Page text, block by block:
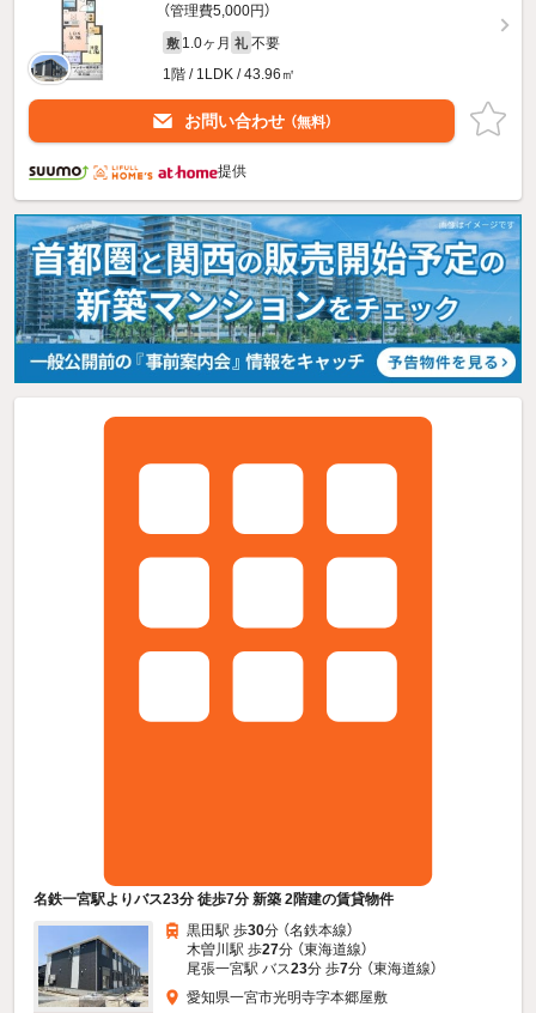
（管理費5,000円）
敷 1.0ヶ月 礼 不要
1階 / 1LDK / 43.96㎡
お問い合わせ （無料）
提供
名鉄一宮駅よりバス23分 徒歩7分 新築 2階建の賃貸物件
黒田駅 歩30分 （名鉄本線）
木曽川駅 歩27分 （東海道線）
尾張一宮駅 バス23分 歩7分 （東海道線）
愛知県一宮市光明寺字本郷屋敷